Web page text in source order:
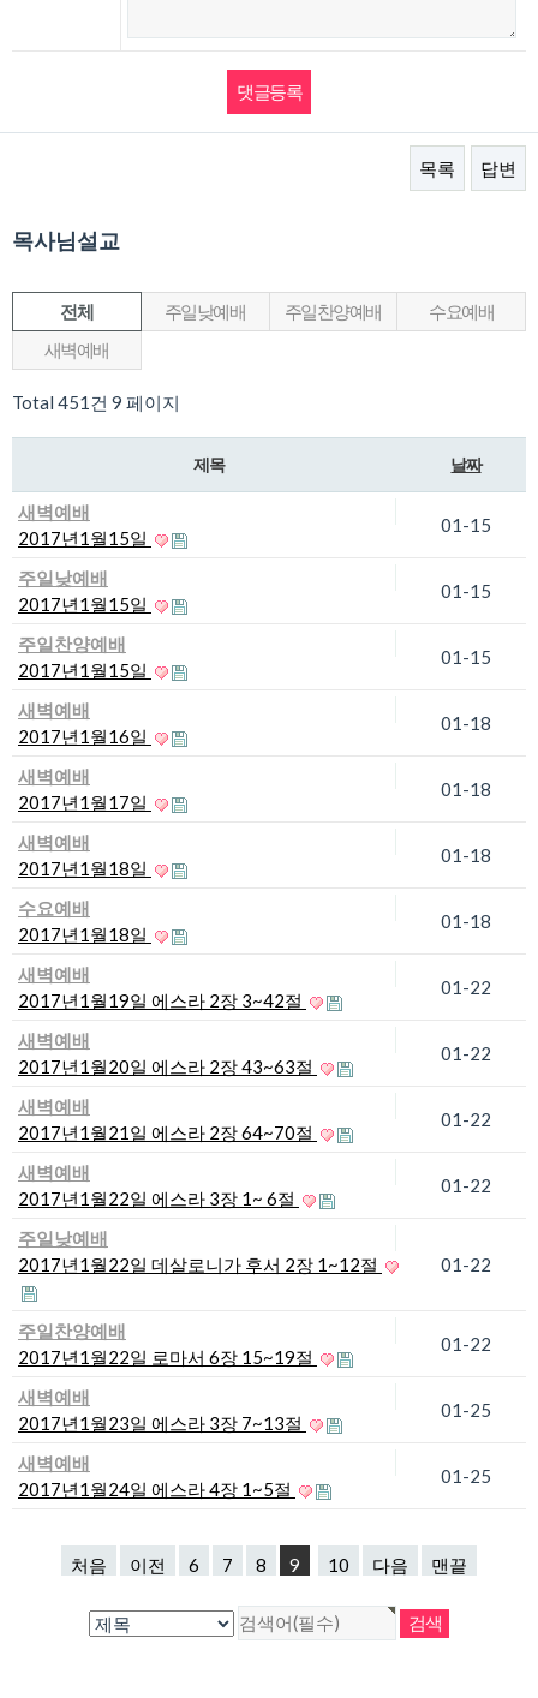
목록 답변
목사님설교
전체 주일낮예배 주일찬양예배
수요예배
새벽예배
Total 451건 9 페이지
제목 날짜
새벽예배
2017년1월15일
01-15
주일낮예배
2017년1월15일
01-15
주일찬양예배
2017년1월15일
01-15
새벽예배
2017년1월16일
01-18
새벽예배
2017년1월17일
01-18
새벽예배
2017년1월18일
01-18
수요예배
2017년1월18일
01-18
새벽예배
2017년1월19일 에스라 2장 3~42절
01-22
새벽예배
2017년1월20일 에스라 2장 43~63절
01-22
새벽예배
2017년1월21일 에스라 2장 64~70절
01-22
새벽예배
2017년1월22일 에스라 3장 1~ 6절
01-22
주일낮예배
2017년1월22일 데살로니가 후서 2장 1~12절
01-22
주일찬양예배
2017년1월22일 로마서 6장 15~19절
01-22
새벽예배
2017년1월23일 에스라 3장 7~13절
01-25
새벽예배
2017년1월24일 에스라 4장 1~5절
01-25
처음 이전 6 7 8 9 10 다음 맨끝